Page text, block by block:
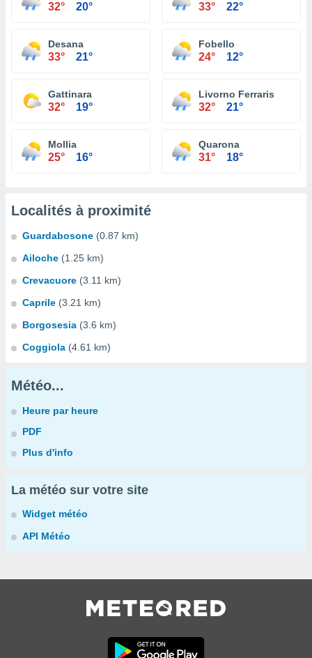
32° 20° 33° 22°
Desana
33° 21°
Fobello
24° 12°
Gattinara
32° 19°
Livorno Ferraris
32° 21°
Mollia
25° 16°
Quarona
31° 18°
Localités à proximité
Guardabosone (0.87 km)
Ailoche (1.25 km)
Crevacuore (3.11 km)
Caprile (3.21 km)
Borgosesia (3.6 km)
Coggiola (4.61 km)
Météo...
Heure par heure
PDF
Plus d'info
La météo sur votre site
Widget météo
API Météo